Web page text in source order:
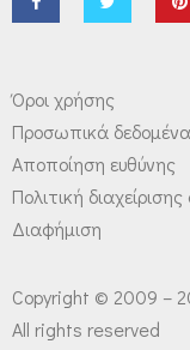
Όροι χρήσης
Προσωπικά δεδομένα
Αποποίηση ευθύνης
Πολιτική
Διαφήμιση
Copyright © 2009 –
All rights reserved